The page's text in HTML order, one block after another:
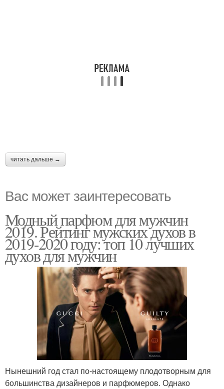
читать дальше →
Вас может заинтересовать
Модный парфюм для мужчин
2019. Рейтинг мужских духов в
2019-2020 году: топ 10 лучших
духов для мужчин
Нынешний год стал по-настоящему плодотворным для
большинства дизайнеров и парфюмеров. Однако